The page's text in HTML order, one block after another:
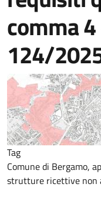
comma 4
124/
Tag
Comune di Bergamo,
strutture ricettive non